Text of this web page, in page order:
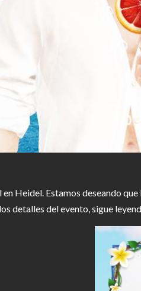
Heidel. Estamos deseando
detalles del evento, sigue